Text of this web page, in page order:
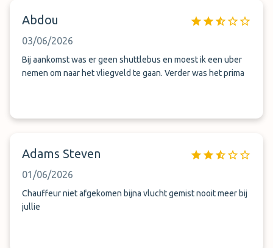
Abdou
03/06/2026
Bij aankomst was er geen shuttlebus en moest ik een uber
nemen om naar het vliegveld te gaan. Verder was het prima
Adams Steven
01/06/2026
Chauffeur niet afgekomen bijna vlucht gemist nooit meer bij
jullie